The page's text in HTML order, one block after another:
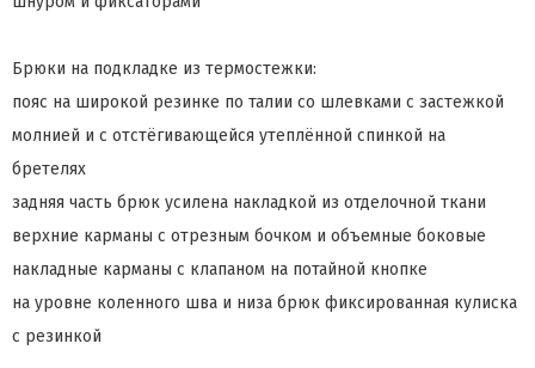
Брюки на подкладке из термостежки:
пояс на широкой резинке по талии со шлевками с застежкой
молнией и с отстёгивающейся утеплённой спинкой на
бретелях
задняя часть брюк усилена накладкой из отделочной ткани
верхние карманы с отрезным бочком и объемные боковые
накладные карманы с клапаном на потайной кнопке
на уровне коленного шва и низа брюк фиксированная кулиска
с резинкой